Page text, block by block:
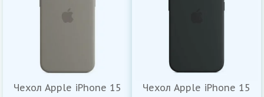
Чехол Apple iPhone 15
Чехол Apple iPhone 15